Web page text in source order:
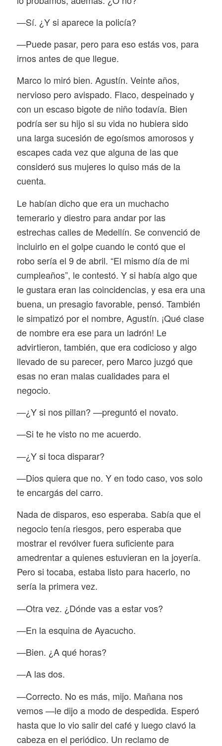
—Sí. ¿Y si aparece la policía?
—Puede pasar, pero para eso estás vos, para
irnos antes de que llegue.
Marco lo miró bien. Agustín. Veinte años,
nervioso pero avispado. Flaco, despeinado y
con un escaso bigote de niño todavía. Bien
podría ser su hijo si su vida no hubiera sido
una larga sucesión de egoísmos amorosos y
escapes cada vez que alguna de las que
consideró sus mujeres lo quiso más de la
cuenta.
Le habían dicho que era un muchacho
temerario y diestro para andar por las
estrechas calles de Medellín. Se convenció de
incluirlo en el golpe cuando le contó que el
robo sería el 9 de abril. “El mismo día de mi
cumpleaños”, le contestó. Y si había algo que
le gustara eran las coincidencias, y esa era una
buena, un presagio favorable, pensó. También
le simpatizó por el nombre, Agustín. ¡Qué clase
de nombre era ese para un ladrón! Le
advirtieron, también, que era codicioso y algo
llevado de su parecer, pero Marco juzgó que
esas no eran malas cualidades para el
negocio.
—¿Y si nos pillan? —preguntó el novato.
—Si te he visto no me acuerdo.
—¿Y si toca disparar?
—Dios quiera que no. Y en todo caso, vos solo
te encargás del carro.
Nada de disparos, eso esperaba. Sabía que el
negocio tenía riesgos, pero esperaba que
mostrar el revólver fuera suficiente para
amedrentar a quienes estuvieran en la joyería.
Pero si tocaba, estaba listo para hacerlo, no
sería la primera vez.
—Otra vez. ¿Dónde vas a estar vos?
—En la esquina de Ayacucho.
—Bien. ¿A qué horas?
—A las dos.
—Correcto. No es más, mijo. Mañana nos
vemos —le dijo a modo de despedida. Esperó
hasta que lo vio salir del café y luego clavó la
cabeza en el periódico. Un reclamo de